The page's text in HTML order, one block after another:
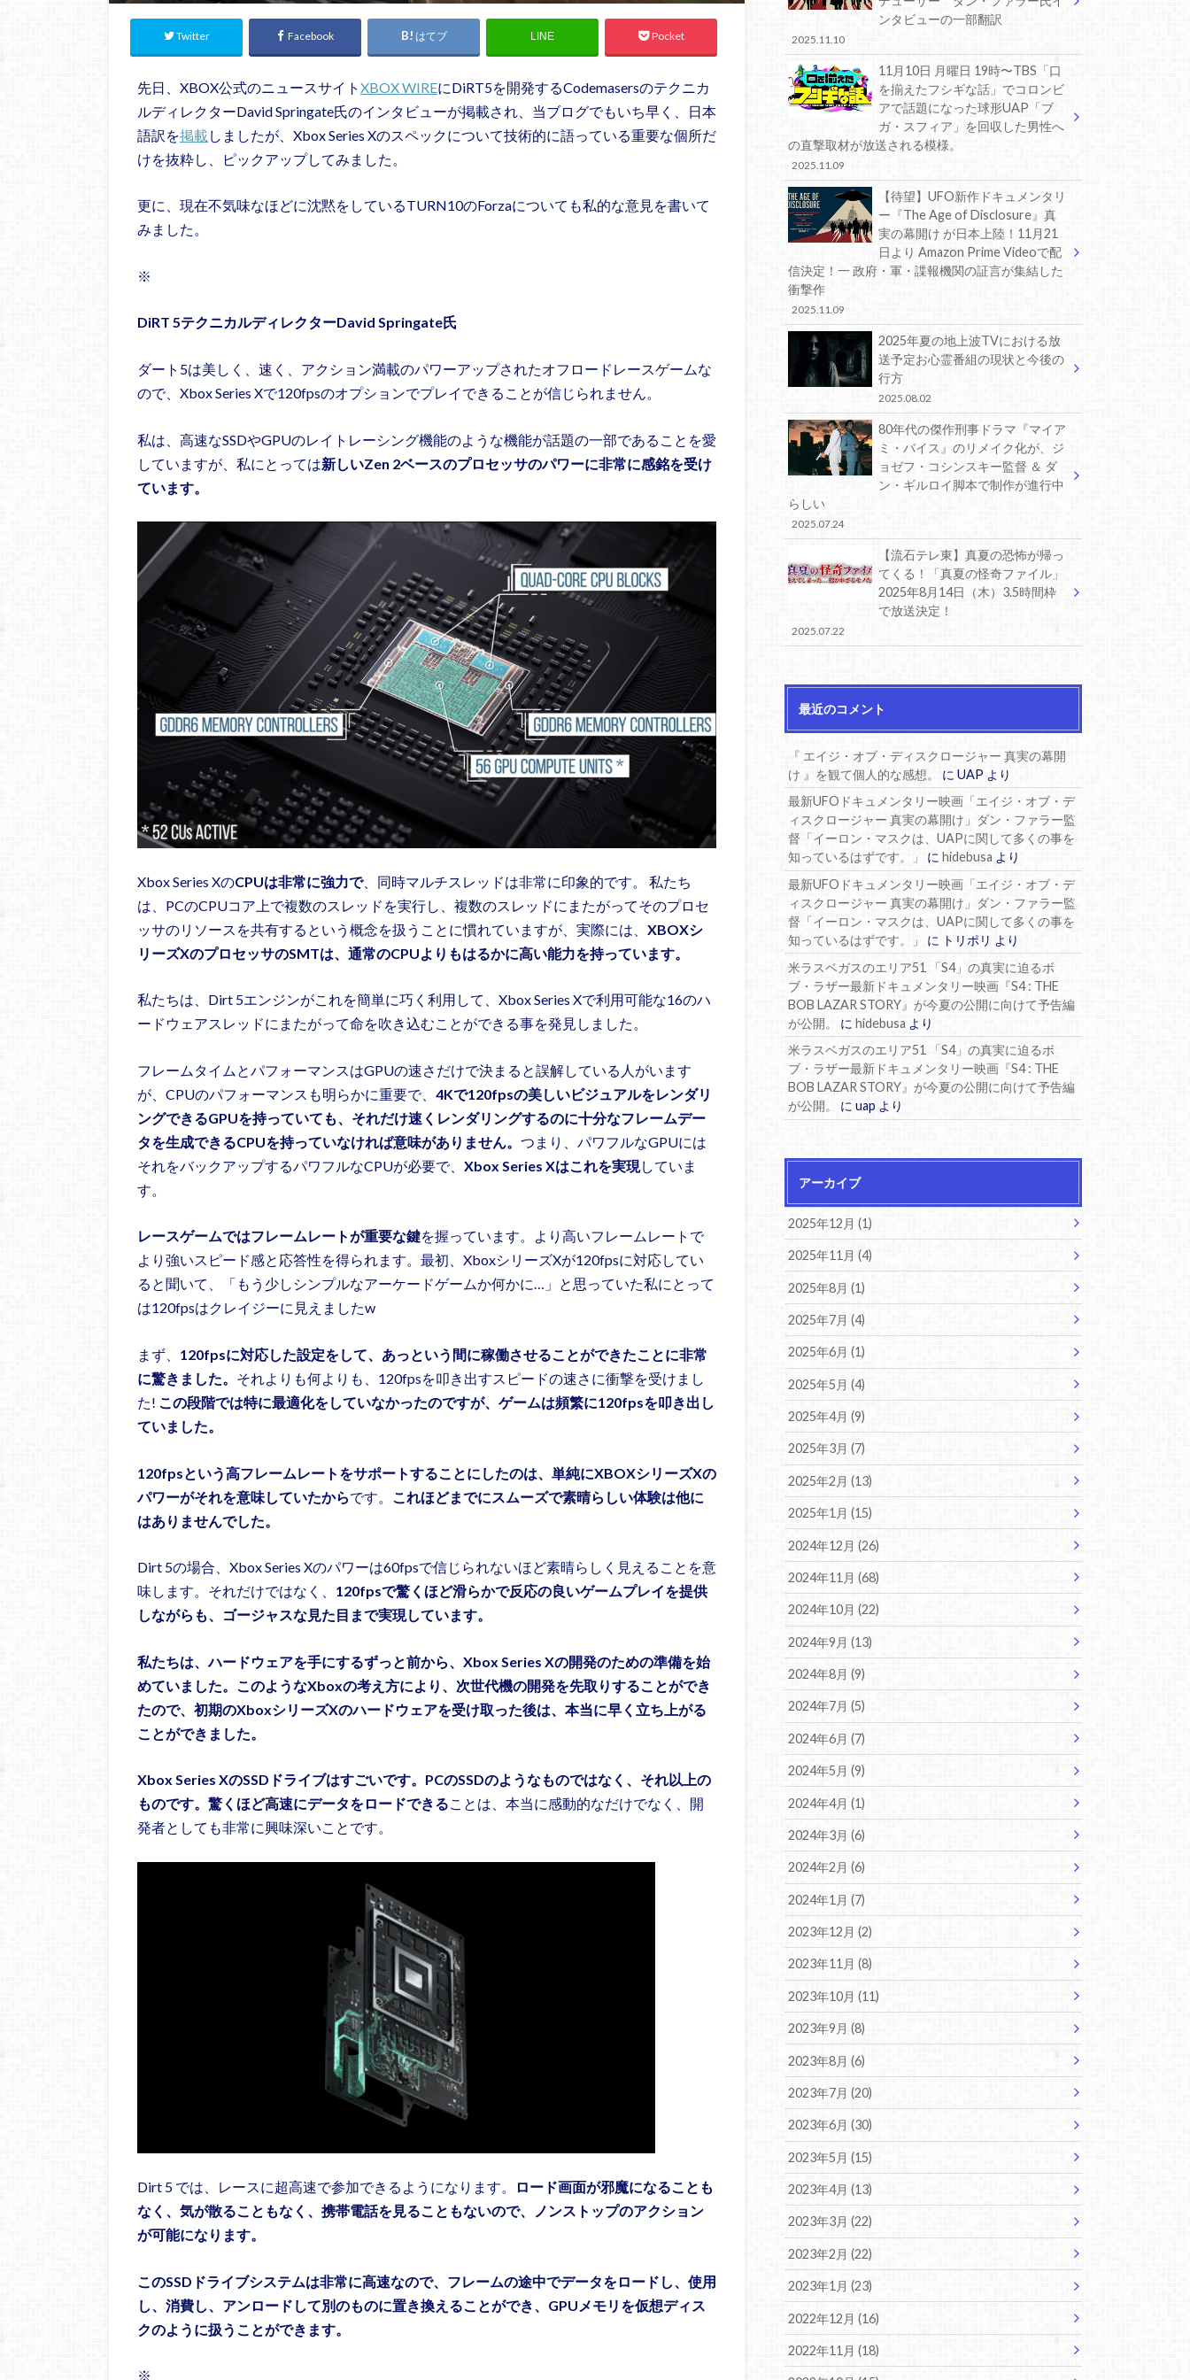
Twitter Facebook はてブ LINE Pocket
先日、XBOX公式のニュースサイト XBOX WIREにDiRT5を開発するCodemasersのテクニカ
ルディレクターDavid Springate氏のインタビューが掲載され、当ブログでもいち早く、日本
語訳を掲載 しましたが、Xbox Series Xのスペックについて技術的に語っている重要な個所だ
けを抜粋し、ピックアップしてみました。
更に、現在不気味なほどに沈黙をしているTURN10のForzaについても私的な意見を書いて
みました。
※
DiRT 5テクニカルディレクターDavid Springate氏
ダート5は美しく、速く、アクション満載のパワーアップされたオフロードレースゲームな
ので、Xbox Series Xで120fpsのオプションでプレイできることが信じられません。
私は、高速なSSDやGPUのレイトレーシング機能のような機能が話題の一部であることを愛
していますが、私にとっては新しいZen 2ベースのプロセッサのパワーに非常に感銘を受け
ています。
Xbox Series XのCPUは非常に強力で、同時マルチスレッドは非常に印象的です。 私たち
は、PCのCPUコア上で複数のスレッドを実行し、複数のスレッドにまたがってそのプロセ
ッサのリソースを共有するという概念を扱うことに慣れていますが、実際には、 XBOXシ
リーズXのプロセッサのSMTは、通常のCPUよりもはるかに高い能力を持っています。
私たちは、Dirt 5エンジンがこれを簡単に巧く利用して、Xbox Series Xで利用可能な16のハ
ードウェアスレッドにまたがって命を吹き込むことができる事を発見しました。
フレームタイムとパフォーマンスはGPUの速さだけで決まると誤解している人がいます
が、CPUのパフォーマンスも明らかに重要で、 4Kで120fpsの美しいビジュアルをレンダリ
ングできるGPUを持っていても、それだけ速くレンダリングするのに十分なフレームデー
タを生成できるCPUを持っていなければ意味がありません。 つまり、パワフルなGPUには
それをバックアップするパワフルなCPUが必要で、 Xbox Series Xはこれを実現していま
す。
レースゲームではフレームレートが重要な鍵を握っています。より高いフレームレートで
より強いスピード感と応答性を得られます。最初、XboxシリーズXが120fpsに対応してい
ると聞いて、「もう少しシンプルなアーケードゲームか何かに…」と思っていた私にとって
は120fpsはクレイジーに見えましたw
まず、 120fpsに対応した設定をして、あっという間に稼働させることができたことに非常
に驚きました。 それよりも何よりも、120fpsを叩き出すスピードの速さに衝撃を受けまし
た! この段階では特に最適化をしていなかったのですが、ゲームは頻繁に120fpsを叩き出し
ていました。
120fpsという高フレームレートをサポートすることにしたのは、単純にXBOXシリーズXの
パワーがそれを意味していたからです。
これほどまでにスムーズで素晴らしい体験は他に
はありませんでした。
Dirt 5の場合、Xbox Series Xのパワーは60fpsで信じられないほど素晴らしく見えることを意
味します。それだけではなく、 120fpsで驚くほど滑らかで反応の良いゲームプレイを提供
しながらも、ゴージャスな見た目まで実現しています。
私たちは、ハードウェアを手にするずっと前から、Xbox Series Xの開発のための準備を始
めていました。このようなXboxの考え方により、次世代機の開発を先取りすることができ
たので、初期のXboxシリーズXのハードウェアを受け取った後は、本当に早く立ち上がる
ことができました。
Xbox Series XのSSDドライブはすごいです。PCのSSDのようなものではなく、それ以上の
ものです。驚くほど高速にデータをロードできることは、本当に感動的なだけでなく、開
発者としても非常に興味深いことです。
Dirt 5 では、レースに超高速で参加できるようになります。
ロード画面が邪魔になることも
なく、気が散ることもなく、携帯電話を見ることもないので、ノンストップのアクション
が可能になります。
このSSDドライブシステムは非常に高速なので、フレームの途中でデータをロードし、使用
し、消費し、アンロードして別のものに置き換えることができ、GPUメモリを仮想ディス
クのように扱うことができます。
※
ンタビューの一部翻訳
2025.11.10
11月10日 月曜日 19時〜TBS「口
を揃えたフシギな話」でコロンビ
アで話題になった球形UAP「ブ
ガ・スフィア」を回収した男性へ
の直撃取材が放送される模様。
2025.11.09
【待望】UFO新作ドキュメンタリ
ー『The Age of Disclosure』真
実の幕開け が日本上陸！11月21
日より Amazon Prime Videoで配
信決定！一 政府・軍・諜報機関の証言が集結した
衝撃作
2025.11.09
2025年夏の地上波TVにおける放
送予定お心霊番組の現状と今後の
行方
2025.08.02
80年代の傑作刑事ドラマ『マイア
ミ・バイス』のリメイク化が、ジ
ョゼフ・コシンスキー監督 ＆ ダ
ン・ギルロイ脚本で制作が進行中
らしい
2025.07.24
【流石テレ東】真夏の恐怖が帰っ
てくる！「真夏の怪奇ファイル」
2025年8月14日（木）3.5時間枠
で放送決定！
2025.07.22
最近のコメント
『 エイジ・オブ・ディスクロージャー 真実の幕開
け 』を観て個人的な感想。
にUAP より
最新UFOドキュメンタリー映画「エイジ・オブ・デ
ィスクロージャー 真実の幕開け」ダン・ファラー監
督「イーロン・マスクは、UAPに関して多くの事を
知っているはずです。」
にhidebusa より
最新UFOドキュメンタリー映画「エイジ・オブ・デ
ィスクロージャー 真実の幕開け」ダン・ファラー監
督「イーロン・マスクは、UAPに関して多くの事を
知っているはずです。」
に トリポリ より
米ラスベガスのエリア51 「S4」の真実に迫るボ
ブ・ラザー最新ドキュメンタリー映画『S4 : THE
BOB LAZAR STORY』が今夏の公開に向けて予告編
が公開。
にhidebusa より
米ラスベガスのエリア51 「S4」の真実に迫るボ
ブ・ラザー最新ドキュメンタリー映画『S4 : THE
BOB LAZAR STORY』が今夏の公開に向けて予告編
が公開。
にuap より
アーカイブ
2025年12月 (1)
2025年11月 (4)
2025年8月 (1)
2025年7月 (4)
2025年6月 (1)
2025年5月 (4)
2025年4月 (9)
2025年3月 (7)
2025年2月 (13)
2025年1月 (15)
2024年12月 (26)
2024年11月 (68)
2024年10月 (22)
2024年9月 (13)
2024年8月 (9)
2024年7月 (5)
2024年6月 (7)
2024年5月 (9)
2024年4月 (1)
2024年3月 (6)
2024年2月 (6)
2024年1月 (7)
2023年12月 (2)
2023年11月 (8)
2023年10月 (11)
2023年9月 (8)
2023年8月 (6)
2023年7月 (20)
2023年6月 (30)
2023年5月 (15)
2023年4月 (13)
2023年3月 (22)
2023年2月 (22)
2023年1月 (23)
2022年12月 (16)
2022年11月 (18)